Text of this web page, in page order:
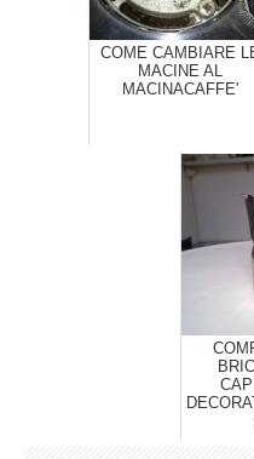
COME CAMBIARE
MACINE AL
MACINACAFFE'